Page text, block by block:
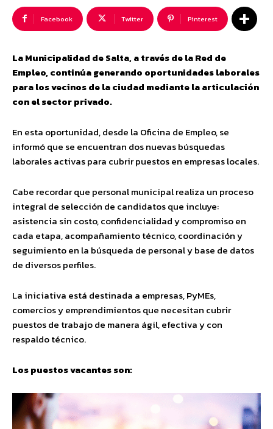
Facebook Twitter Pinterest
La Municipalidad de Salta, a través de la Red de
Empleo, continúa generando oportunidades laborales
para los vecinos de la ciudad mediante la articulación
con el sector privado.
En esta oportunidad, desde la Oficina de Empleo, se
informó que se encuentran dos nuevas búsquedas
laborales activas para cubrir puestos en empresas locales.
Cabe recordar que personal municipal realiza un proceso
integral de selección de candidatos que incluye:
asistencia sin costo, confidencialidad y compromiso en
cada etapa, acompañamiento técnico, coordinación y
seguimiento en la búsqueda de personal y base de datos
de diversos perfiles.
La iniciativa está destinada a empresas, PyMEs,
comercios y emprendimientos que necesitan cubrir
puestos de trabajo de manera ágil, efectiva y con
respaldo técnico.
Los puestos vacantes son: